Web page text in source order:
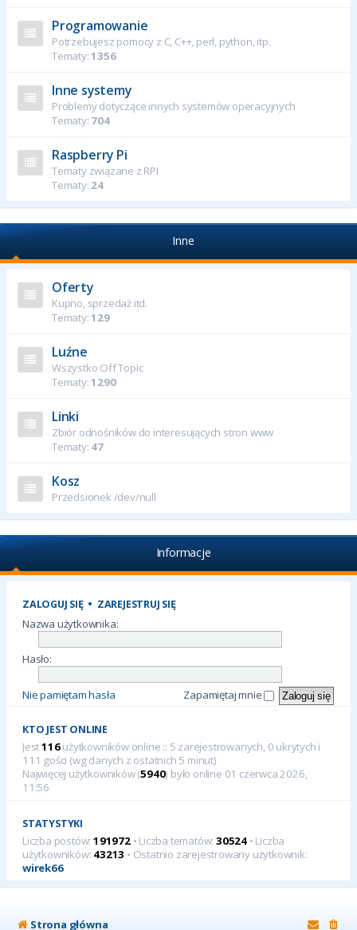
Programowanie
Potrzebujesz pomocy z C, C++, perl, python, itp.
Tematy:1356
Inne systemy
Problemy dotyczące innych systemów operacyjnych
Tematy: 704
Raspberry Pi
Tematy związane z RPI
Tematy: 24
Inne
Oferty
Kupno, sprzedaż itd.
Tematy:129
Luźne
Wszystko Off Topic
Tematy:1290
Linki
Zbiór odnośników do interesujących stron www
Tematy: 47
Kosz
Przedsionek /dev/null
Informacje
ZALOGUJ SIĘ• ZAREJESTRUJ SIĘ
Nazwa użytkownika:
Hasło:
Nie pamiętam hasła Zapamiętaj mnie
KTO JEST ONLINE
Jest116użytkowników online :: 5 zarejestrowanych, 0 ukrytych i
111 gości (wg danych z ostatnich 5 minut)
Najwięcej użytkowników (5940) było online 01 czerwca 2026,
11:56
STATYSTYKI
Liczba postów: 191972• Liczba tematów:30524 • Liczba
użytkowników: 43213 • Ostatnio zarejestrowany użytkownik:
wirek66
Strona główna